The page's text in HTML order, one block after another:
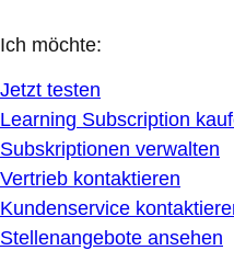
Ich möchte:
Jetzt testen
Learning Subscription
Subskriptionen verwalten
Vertrieb kontaktieren
Kundenservice
Stellenangebote ansehen